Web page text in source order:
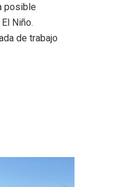
posible
Niño.
de trabajo